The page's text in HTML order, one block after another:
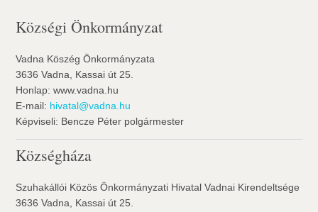
Községi Önkormányzat
Vadna Köszég Önkormányzata
3636 Vadna, Kassai út 25.
Honlap: www.vadna.hu
E-mail: hivatal@vadna.hu
Képviseli: Bencze Péter polgármester
Községháza
Szuhakállói Közös Önkormányzati Hivatal Vadnai Kirendeltsége
3636 Vadna, Kassai út 25.